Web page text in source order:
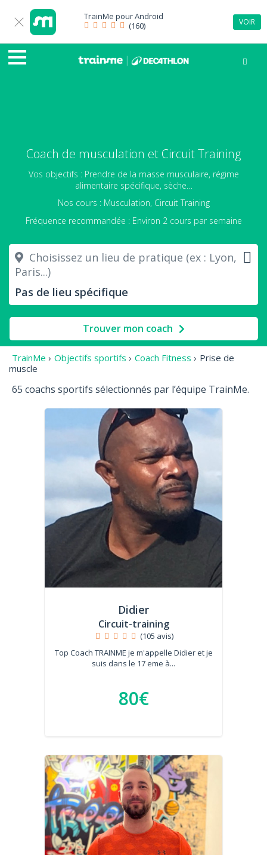
TrainMe pourAndroid
(160)
VOIR
Coach de musculation et Circuit Training
Vos objectifs : Prendre de la masse musculaire, régime
alimentaire spécifique, sèche…
Nos cours : Musculation, Circuit Training
Fréquence recommandée : Environ 2 cours par semaine
Choisissez un lieu de pratique (ex : Lyon,
Paris...)
Trouver mon coach
TrainMe › Objectifs sportifs › Coach Fitness › Prise de
muscle
65 coachs sportifs sélectionnés par l’équipe TrainMe.
Didier
Circuit-training
(105 avis)
Top Coach TRAINME je m'appelle Didier et je
suis dans le 17 eme à...
80€